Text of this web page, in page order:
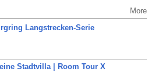
More
Langstrecken-Serie
Stadtvilla | Room Tour X